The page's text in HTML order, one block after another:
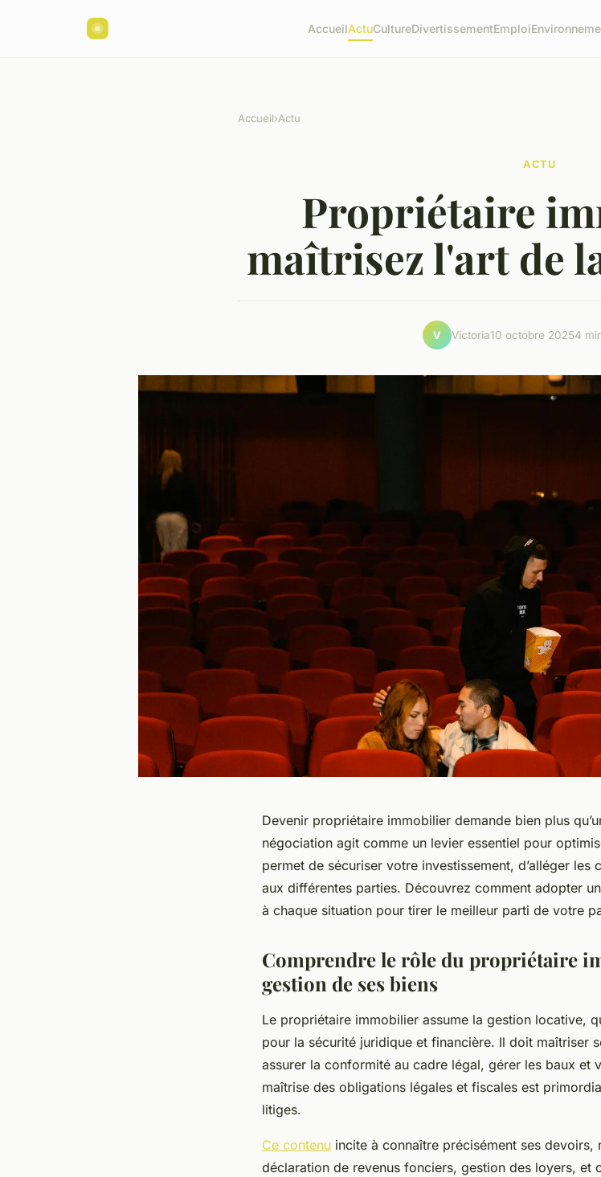
AccueilActuCultureDivertissementEmploi
Accueil›Actu
ACTU
Propriétaire
maîtrisez l'art de
V Victoria10 octobre 20254
Devenir propriétaire immobilier demande bien plus
négociation agit comme un levier essentiel pour
permet de sécuriser votre investissement, d’alléger les
aux différentes parties. Découvrez comment adopter
à chaque situation pour tirer le meilleur parti de votre
Comprendre le rôle du propriétaire
gestion de ses biens
Le propriétaire immobilier assume la gestion locative,
pour la sécurité juridique et financière. Il doit maîtriser
assurer la conformité au cadre légal, gérer les baux et
maîtrise des obligations légales et fiscales est
litiges.
Ce contenu incite à connaître précisément ses devoirs,
déclaration de revenus fonciers, gestion des loyers, et